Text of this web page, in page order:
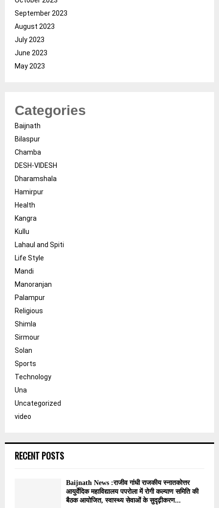
September 2023
August 2023
July 2023
June 2023
May 2023
Categories
Baijnath
Bilaspur
Chamba
DESH-VIDESH
Dharamshala
Hamirpur
Health
Kangra
Kullu
Lahaul and Spiti
Life Style
Mandi
Manoranjan
Palampur
Religious
Shimla
Sirmour
Solan
Sports
Technology
Una
Uncategorized
video
RECENT POSTS
Baijnath News :राजीव गांधी राजकीय स्नातकोत्तर
आयुर्वेदिक महाविद्यालय पपरोला में रोगी कल्याण समिति की
बैठक आयोजित, स्वास्थ्य सेवाओं के सुदृढ़ीकरण...